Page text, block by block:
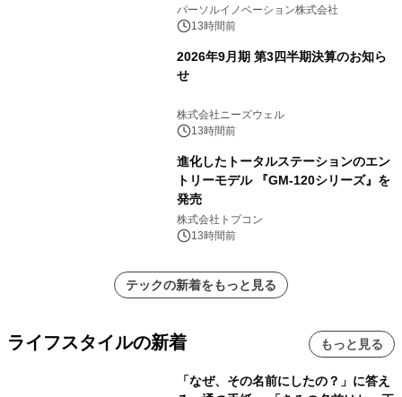
パーソルイノベーション株式会社
13時間前
2026年9月期 第3四半期決算のお知ら
せ
株式会社ニーズウェル
13時間前
進化したトータルステーションのエン
トリーモデル 『GM-120シリーズ』を
発売
株式会社トプコン
13時間前
テックの新着をもっと見る
ライフスタイルの新着 もっと見る
「なぜ、その名前にしたの？」に答え